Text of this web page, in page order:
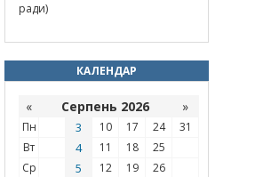
ради)
КАЛЕНДАР
« Серпень 2026 »
Пн 3 10 17 24
31
Вт
4 11 18
25
Ср
5 12 19
26